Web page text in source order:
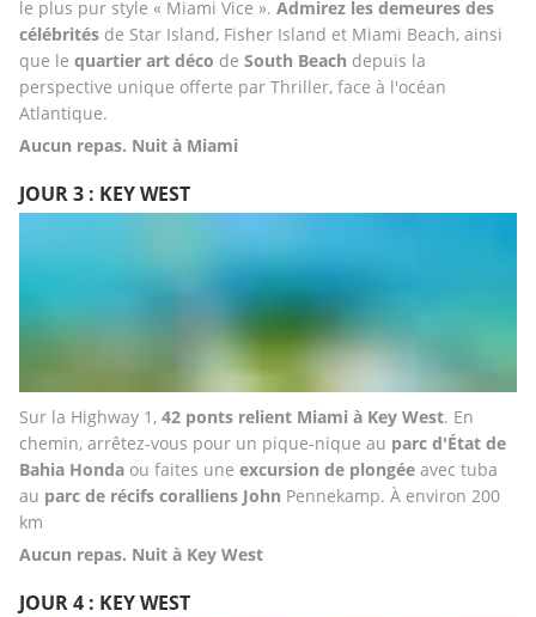
le plus pur style « Miami Vice ». Admirez les demeures des
célébrités de Star Island, Fisher Island et Miami Beach, ainsi
que le quartier art déco de South Beach depuis la
perspective unique offerte par Thriller, face à l'océan
Atlantique.
Aucun repas. Nuit à Miami
JOUR 3 : KEY WEST
Sur la Highway 1, 42 ponts relient Miami à Key West. En
chemin, arrêtez-vous pour un pique-nique au parc d'État de
Bahia Honda ou faites une excursion de plongée avec tuba
au parc de récifs coralliens John Pennekamp. À environ 200
km
Aucun repas. Nuit à Key West
JOUR 4 : KEY WEST